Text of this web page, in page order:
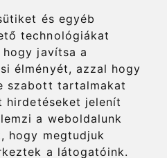
és egyéb
technológiákat
hogy javítsa a
élményét, azzal hogy
szabott tartalmakat
hirdetéseket jelenít
a weboldalunk
hogy megtudjuk
a látogatóink.